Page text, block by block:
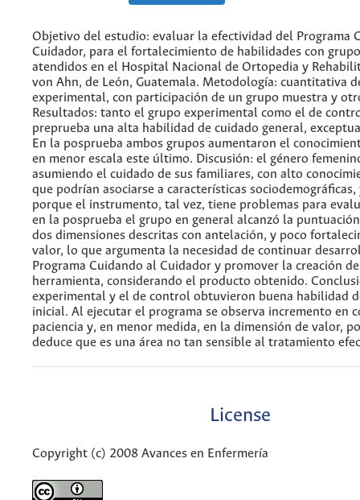
Objetivo del estudio: evaluar la efectividad del Programa
Cuidador, para el fortalecimiento de habilidades con
atendidos en el Hospital Nacional de Ortopedia y
von Ahn, de León, Guatemala. Metodología: cuantitativa
experimental, con participación de un grupo muestra y
Resultados: tanto el grupo experimental como el de
preprueba una alta habilidad de cuidado general,
En la posprueba ambos grupos aumentaron el
en menor escala este último. Discusión: el género
asumiendo el cuidado de sus familiares, con alto
que podrían asociarse a características
porque el instrumento, tal vez, tiene problemas para
en la posprueba el grupo en general alcanzó la
dos dimensiones descritas con antelación, y poco
valor, lo que argumenta la necesidad de continuar
Programa Cuidando al Cuidador y promover la creación
herramienta, considerando el producto obtenido.
experimental y el de control obtuvieron buena habilidad
inicial. Al ejecutar el programa se observa incremento en
paciencia y, en menor medida, en la dimensión de valor,
deduce que es una área no tan sensible al tratamiento
License
Copyright (c) 2008 Avances en Enfermería